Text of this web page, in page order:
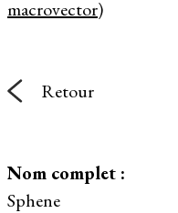
macrovector)
Retour
Nom complet :
Sphene